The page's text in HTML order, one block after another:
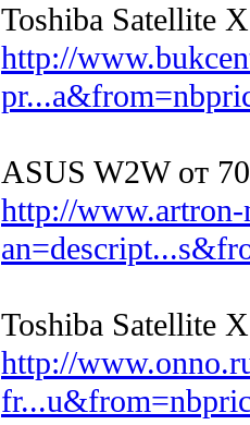
Toshiba Satellite
http://
ASUS W2W от
http://www.artron-
Toshiba Satellite
http://